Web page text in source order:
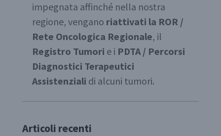
impegnata affinché nella nostra
regione, vengano riattivati la ROR /
Rete Oncologica Regionale, il
Registro Tumori e i PDTA / Percorsi
Diagnostici Terapeutici
Assistenziali di alcuni tumori.
Articoli recenti